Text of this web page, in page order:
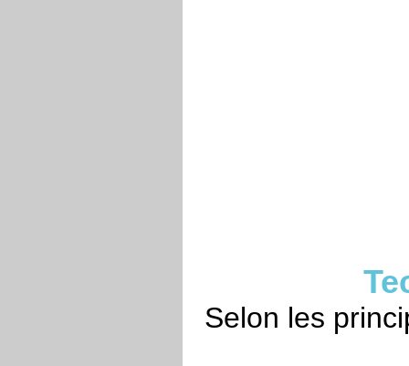
Selon les